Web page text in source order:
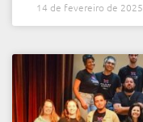
14 de fevereiro de 2025